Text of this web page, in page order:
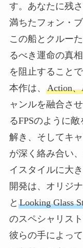
す。あなたに残
満ちたフォン・
この船とクルー
るべき運命の真
を阻止することで
本作は、 Action、
ャンルを融合さ
るFPSのように
解き、そしてキ
が深く絡み合い
イスタイルに大
開発は、オリジ
と Looking Glass
のスペシャリス
彼らの手によって